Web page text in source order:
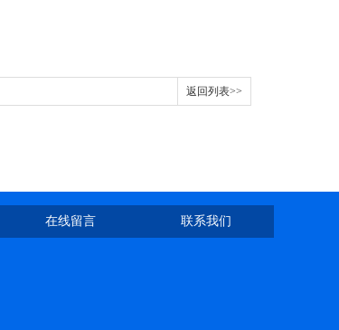
返回列表>>
在线留言 联系我们